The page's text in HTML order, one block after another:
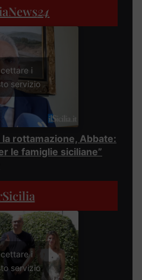
24
i
servizio
la rottamazione, Abbate:
le famiglie siciliane”
i
servizio